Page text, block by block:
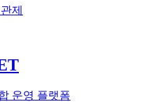
제
운영 플랫폼